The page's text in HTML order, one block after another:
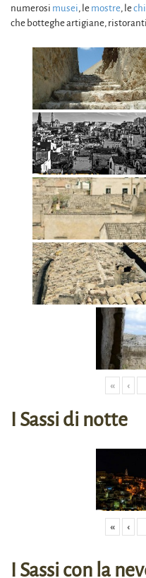
numerosi musei, le mostre, le
che botteghe artigiane,
« ‹
I Sassi di notte
« ‹
I Sassi con la